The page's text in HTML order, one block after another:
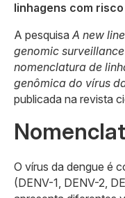
linhagens com
A pesquisaA new
genomic
nomenclatura de
genômica do vírus
publicada na revista
O vírus da dengue é
(DENV-1, DENV-2,